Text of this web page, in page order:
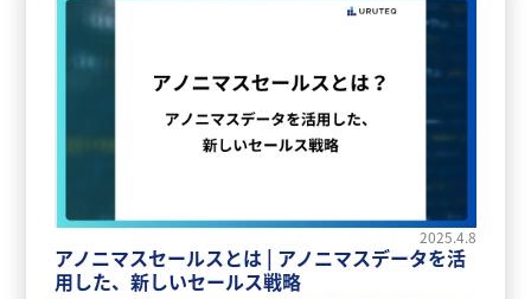
2025.4.8
アノニマスセールスとは | アノニマスデータを活
用した、新しいセールス戦略